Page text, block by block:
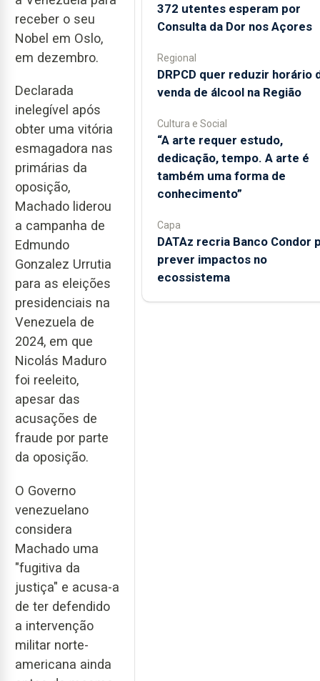
receber o seu
Nobel em Oslo,
em dezembro.
Declarada
inelegível após
obter uma vitória
esmagadora nas
primárias da
oposição,
Machado liderou
a campanha de
Edmundo
Gonzalez Urrutia
para as eleições
presidenciais na
Venezuela de
2024, em que
Nicolás Maduro
foi reeleito,
apesar das
acusações de
fraude por parte
da oposição.
O Governo
venezuelano
considera
Machado uma
"fugitiva da
justiça" e acusa-a
de ter defendido
a intervenção
militar norte-
americana ainda
372 utentes esperam por
Consulta da Dor nos Açores
Regional
DRPCD quer reduzir horário
venda de álcool na Região
Cultura e Social
“A arte requer estudo,
dedicação, tempo. A arte é
também uma forma de
conhecimento”
Capa
DATAz recria Banco Condor
prever impactos no
ecossistema